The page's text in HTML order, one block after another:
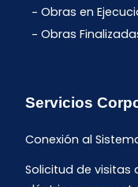
Obras en
Obras
Servicios
Conexión al
Solicitud de visitas